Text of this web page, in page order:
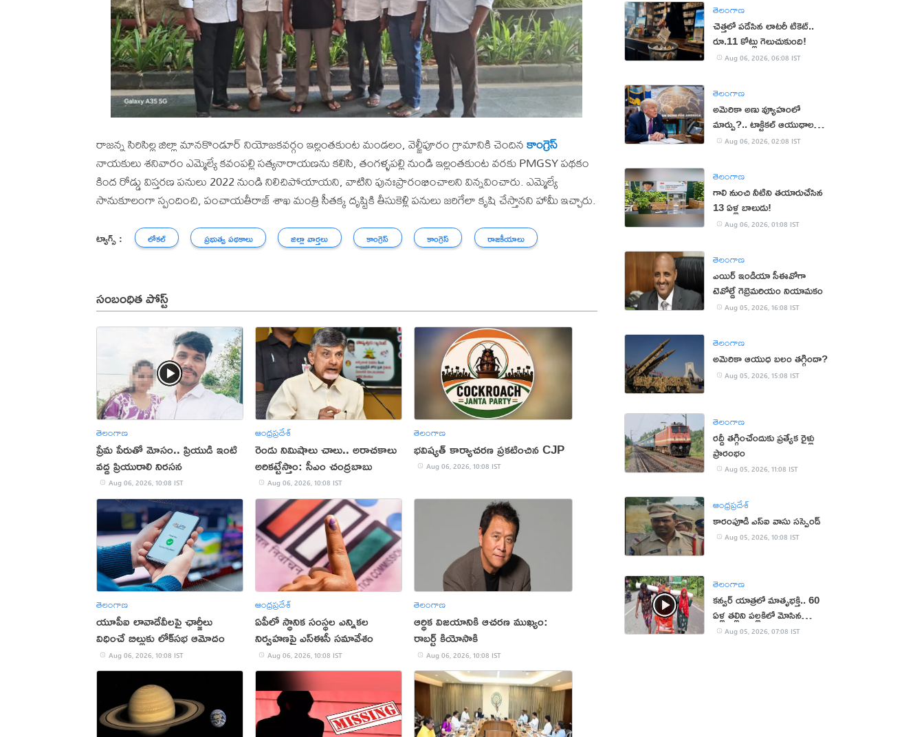
రాజన్న సిరిసిల్ల జిల్లా మానకొండూర్ నియోజకవర్గం ఇల్లంతకుంట మండలం, వెల్జీపూరం గ్రామానికి చెందినకాంగ్రెస్
నాయకులు శనివారం ఎమ్మెల్యే కవంపల్లి సత్యనారాయణను కలిసి, తంగళ్ళపల్లి నుండి ఇల్లంతకుంట వరకు PMGSY పథకం
కింద రోడ్డు విస్తరణ పనులు 2022 నుండి నిలిచిపోయాయని, వాటిని పునఃప్రారంభించాలని విన్నవించారు. ఎమ్మెల్యే
సానుకూలంగా స్పందించి, పంచాయతీరాజ్ శాఖ మంత్రి సీతక్క దృష్టికి తీసుకెళ్లి పనులు జరిగేలా కృషి చేస్తానని హామీ ఇచ్చారు.
ట్యాగ్స్ : లోకల్ ప్రభుత్వ పథకాలు జిల్లా వార్తలు కాంగ్రెస్ కాంగ్రెస్ రాజకీయాలు
సంబంధిత పోస్ట్
తెలంగాణ
ప్రేమ పేరుతో మోసం.. ప్రియుడి ఇంటి
వద్ద ప్రియురాలి నిరసన
Aug 06, 2026, 10:08 IST
ఆంధ్రప్రదేశ్
రెండు నిమిషాలు చాలు.. అరాచకాలు
అరికట్టేస్తాం: సీఎం చంద్రబాబు
Aug 06, 2026, 10:08 IST
తెలంగాణ
భవిష్యత్ కార్యాచరణ ప్రకటించిన CJP
Aug 06, 2026, 10:08 IST
తెలంగాణ
యూపీఐ లావాదేవీలపై ఛార్జీలు
విధించే బిల్లుకు లోక్‌సభ ఆమోదం
Aug 06, 2026, 10:08 IST
ఆంధ్రప్రదేశ్
ఏపీలో స్థానిక సంస్థల ఎన్నికల
నిర్వహణపై ఎస్‌ఈసీ సమావేశం
Aug 06, 2026, 10:08 IST
తెలంగాణ
ఆర్థిక విజయానికి ఆచరణ ముఖ్యం:
రాబర్ట్ కియోసాకి
Aug 06, 2026, 10:08 IST
తెలంగాణ
చెత్తలో పడేసిన లాటరీ టికెట్..
రూ.11 కోట్లు గెలుచుకుంది!
Aug 06, 2026, 06:08 IST
తెలంగాణ
అమెరికా అణు వ్యూహంలో
మార్పు?.. టాక్టికల్ ఆయుధాలకు
ప్రాధాన్యం!
Aug 06, 2026, 02:08 IST
తెలంగాణ
గాలి నుంచి నీటిని తయారుచేసిన
13 ఏళ్ల బాలుడు!
Aug 06, 2026, 01:08 IST
తెలంగాణ
ఎయిర్ ఇండియా సీఈవోగా
టెవోల్డే గెబ్రెమరియం నియామకం
Aug 05, 2026, 16:08 IST
తెలంగాణ
అమెరికా ఆయుధ బలం తగ్గిందా?
Aug 05, 2026, 15:08 IST
తెలంగాణ
రద్దీ తగ్గించేందుకు ప్రత్యేక రైళ్లు
ప్రారంభం
Aug 05, 2026, 11:08 IST
ఆంధ్రప్రదేశ్
కారంపూడి ఎస్ఐ వాసు స‌స్పెండ్‌
Aug 05, 2026, 10:08 IST
తెలంగాణ
కన్వర్ యాత్రలో మాతృభక్తి.. 60
ఏళ్ల తల్లిని పల్లకిలో మోసిన
కొడుకు, కోడలు!
Aug 05, 2026, 07:08 IST